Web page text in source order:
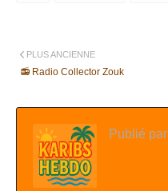
PLUS ANCIENNE
📻 Radio Collector Zouk
Publié par